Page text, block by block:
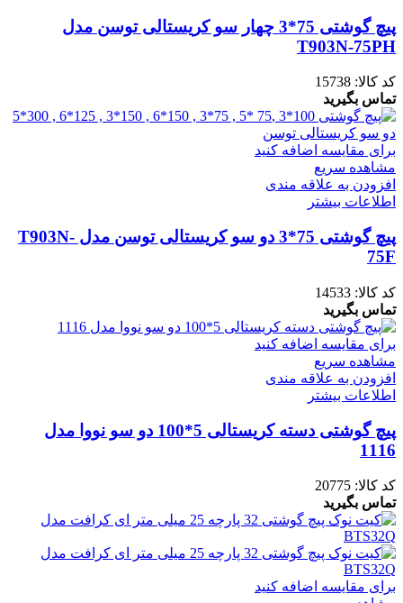
پیچ گوشتی 75*3 چهار سو کریستالی توسن مدل
T903N-75PH
کد کالا: 15738
تماس بگیرید
برای مقایسه اضافه کنید
مشاهده سریع
افزودن به علاقه مندی
اطلاعات بیشتر
پیچ گوشتی 75*3 دو سو کریستالی توسن مدل T903N-
75F
کد کالا: 14533
تماس بگیرید
برای مقایسه اضافه کنید
مشاهده سریع
افزودن به علاقه مندی
اطلاعات بیشتر
پیچ گوشتی دسته کریستالی 5*100 دو سو نووا مدل
1116
کد کالا: 20775
تماس بگیرید
برای مقایسه اضافه کنید